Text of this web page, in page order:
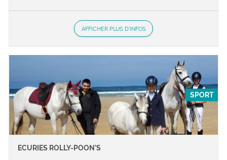
AFFICHER PLUS D'INFOS
SPORT
ECURIES ROLLY-POON’S